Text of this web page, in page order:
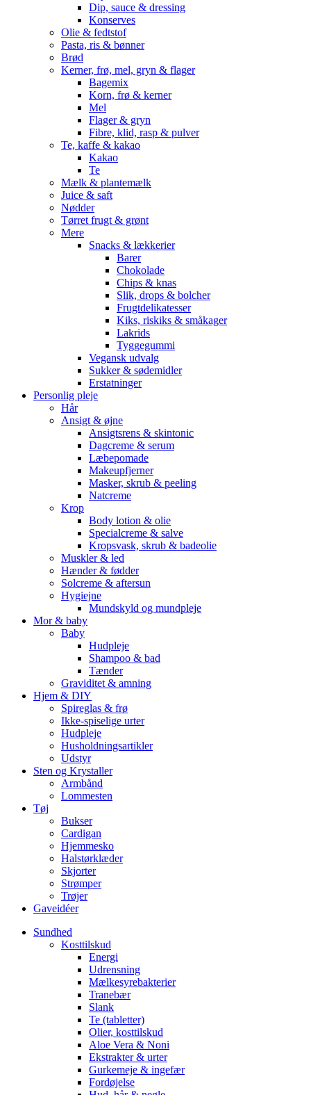
Dip, sauce & dressing
Konserves
Olie & fedtstof
Pasta, ris & bønner
Brød
Kerner, frø, mel, gryn & flager
Bagemix
Korn, frø & kerner
Mel
Flager & gryn
Fibre, klid, rasp & pulver
Te, kaffe & kakao
Kakao
Te
Mælk & plantemælk
Juice & saft
Nødder
Tørret frugt & grønt
Mere
Snacks & lækkerier
Barer
Chokolade
Chips & knas
Slik, drops & bolcher
Frugtdelikatesser
Kiks, riskiks & småkager
Lakrids
Tyggegummi
Vegansk udvalg
Sukker & sødemidler
Erstatninger
Personlig pleje
Hår
Ansigt & øjne
Ansigtsrens & skintonic
Dagcreme & serum
Læbepomade
Makeupfjerner
Masker, skrub & peeling
Natcreme
Krop
Body lotion & olie
Specialcreme & salve
Kropsvask, skrub & badeolie
Muskler & led
Hænder & fødder
Solcreme & aftersun
Hygiejne
Mundskyld og mundpleje
Mor & baby
Baby
Hudpleje
Shampoo & bad
Tænder
Graviditet & amning
Hjem & DIY
Spireglas & frø
Ikke-spiselige urter
Hudpleje
Husholdningsartikler
Udstyr
Sten og Krystaller
Armbånd
Lommesten
Tøj
Bukser
Cardigan
Hjemmesko
Halstørklæder
Skjorter
Strømper
Trøjer
Gaveidéer
Sundhed
Kosttilskud
Energi
Udrensning
Mælkesyrebakterier
Tranebær
Slank
Te (tabletter)
Olier, kosttilskud
Aloe Vera & Noni
Ekstrakter & urter
Gurkemeje & ingefær
Fordøjelse